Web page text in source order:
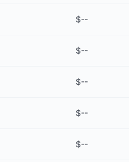
$--
$--
$--
$--
$--